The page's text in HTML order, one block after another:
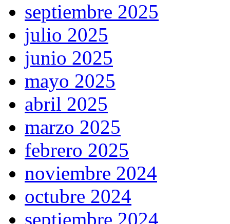
septiembre 2025
julio 2025
junio 2025
mayo 2025
abril 2025
marzo 2025
febrero 2025
noviembre 2024
octubre 2024
septiembre 2024